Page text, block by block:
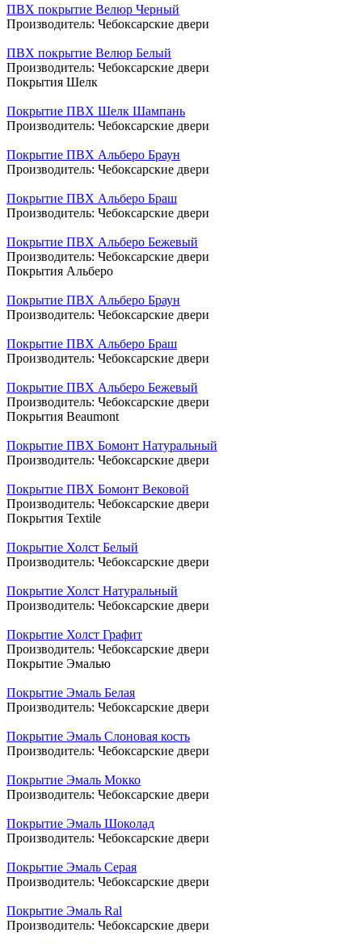
ПВХ покрытие Велюр Черный
Производитель: Чебоксарские двери
ПВХ покрытие Велюр Белый
Производитель: Чебоксарские двери
Покрытия Шелк
Покрытие ПВХ Шелк Шампань
Производитель: Чебоксарские двери
Покрытие ПВХ Альберо Браун
Производитель: Чебоксарские двери
Покрытие ПВХ Альберо Браш
Производитель: Чебоксарские двери
Покрытие ПВХ Альберо Бежевый
Производитель: Чебоксарские двери
Покрытия Альберо
Покрытие ПВХ Альберо Браун
Производитель: Чебоксарские двери
Покрытие ПВХ Альберо Браш
Производитель: Чебоксарские двери
Покрытие ПВХ Альберо Бежевый
Производитель: Чебоксарские двери
Покрытия Beaumont
Покрытие ПВХ Бомонт Натуральный
Производитель: Чебоксарские двери
Покрытие ПВХ Бомонт Вековой
Производитель: Чебоксарские двери
Покрытия Textile
Покрытие Холст Белый
Производитель: Чебоксарские двери
Покрытие Холст Натуральный
Производитель: Чебоксарские двери
Покрытие Холст Графит
Производитель: Чебоксарские двери
Покрытие Эмалью
Покрытие Эмаль Белая
Производитель: Чебоксарские двери
Покрытие Эмаль Слоновая кость
Производитель: Чебоксарские двери
Покрытие Эмаль Мокко
Производитель: Чебоксарские двери
Покрытие Эмаль Шоколад
Производитель: Чебоксарские двери
Покрытие Эмаль Серая
Производитель: Чебоксарские двери
Покрытие Эмаль Ral
Производитель: Чебоксарские двери